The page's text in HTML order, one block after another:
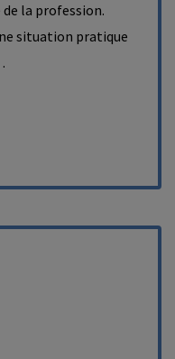
la profession.
situation pratique